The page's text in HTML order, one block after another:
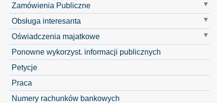
Zamówienia Publiczne
Obsługa interesanta
Oświadczenia majatkowe
Ponowne wykorzyst. informacji publicznych
Petycje
Praca
Numery rachunków bankowych